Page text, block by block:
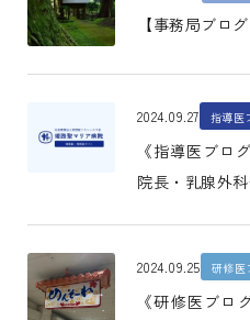
【事務局ブロ
2024.09.27 指導医
《指導医ブロ
院長・乳腺外科
2024.09.25 研修医
《研修医ブロ